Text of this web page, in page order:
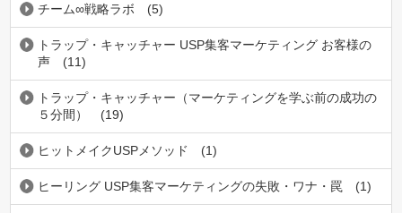
チーム∞戦略ラボ (5)
トラップ・キャッチャー USP集客マーケティング お客様の
声
(11)
トラップ・キャッチャー（マーケティングを学ぶ前の成功の
５分間）
(19)
ヒットメイクUSPメソッド (1)
ヒーリング USP集客マーケティングの失敗・ワナ・罠 (1)